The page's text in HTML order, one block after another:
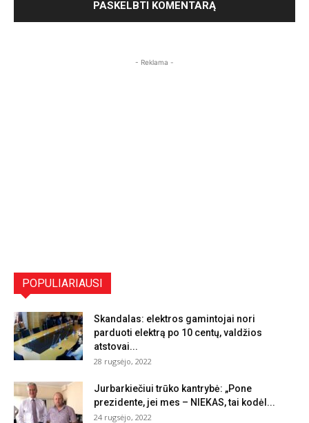
- Reklama -
POPULIARIAUSI
Skandalas: elektros gamintojai nori
parduoti elektrą po 10 centų, valdžios
atstovai...
28 rugsėjo, 2022
Jurbarkiečiui trūko kantrybė: „Pone
prezidente, jei mes – NIEKAS, tai kodėl...
24 rugsėjo, 2022